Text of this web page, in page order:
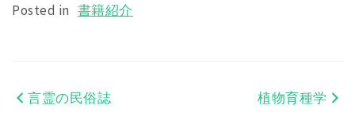
Posted in 書籍紹介
投言霊の民俗誌 植物育種学